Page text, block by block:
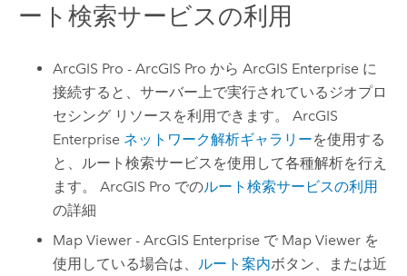
ート検索サービスの利用
ArcGIS Pro -ArcGIS Pro からArcGIS Enterprise に
接続すると、サーバー上で実行されているジオプロ
セシング リソースを利用できます。ArcGIS
Enterprise ネットワーク解析ギャラリーを使用する
と、ルート検索サービスを使用して各種解析を行え
ます。ArcGIS Pro でのルート検索サービスの利用
の詳細
Map Viewer -ArcGIS Enterprise で Map Viewer を
使用している場合は、 ルート案内ボタン、または近